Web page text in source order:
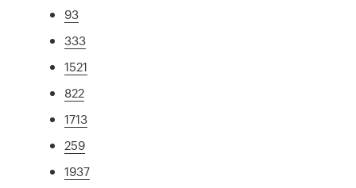
93
333
1521
822
1713
259
1937